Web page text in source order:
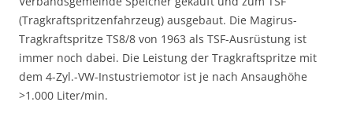
(Tragkraftspritzenfahrzeug) ausgebaut. Die Magirus-
Tragkraftspritze TS8/8 von 1963 als TSF-Ausrüstung ist
immer noch dabei. Die Leistung der Tragkraftspritze mit
dem 4-Zyl.-VW-Instustriemotor ist je nach Ansaughöhe
>1.000 Liter/min.